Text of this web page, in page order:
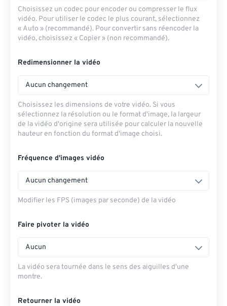
Choisissez un codec pour encoder ou compresser le flux
vidéo. Pour utiliser le codec le plus courant, sélectionnez
« Auto » (recommandé). Pour convertir sans réencoder la
vidéo, choisissez « Copier » (non recommandé).
Redimensionner la vidéo
Aucun changement
Choisissez les dimensions de votre vidéo. Si vous
sélectionnez la résolution ou le format d'image, la largeur
de la vidéo d'origine sera utilisée pour calculer la nouvelle
hauteur en fonction du format d'image choisi.
Fréquence d'images vidéo
Aucun changement
Modifier les FPS (images par seconde) de la vidéo
Faire pivoter la vidéo
Aucun
La vidéo sera tournée dans le sens des aiguilles d'une
montre.
Retourner la vidéo